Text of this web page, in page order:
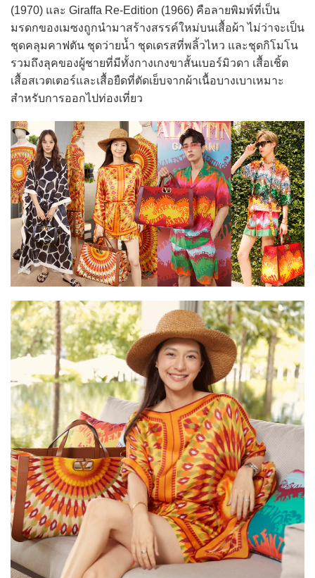
(1970) และ Giraffa Re-Edition (1966) คือลายพิมพ์ที่เป็น
มรดกของเมซงถูกนำมาสร้างสรรค์ใหม่บนเสื้อผ้า ไม่ว่าจะเป็น
ชุดคลุมคาฟตัน ชุดว่ายน้ำ ชุดเดรสที่พลิ้วไหว และชุดกิโมโน
รวมถึงลุคของผู้ชายที่มีทั้งกางเกงขาสั้นเบอร์มิวดา เสื้อเชิ้ต
เสื้อสเวตเตอร์และเสื้อยืดที่ตัดเย็บจากผ้าเนื้อบางเบาเหมาะ
สำหรับการออกไปท่องเที่ยว